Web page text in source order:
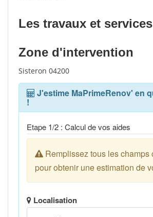
Les travaux et services
Zone d'intervention
Sisteron 04200